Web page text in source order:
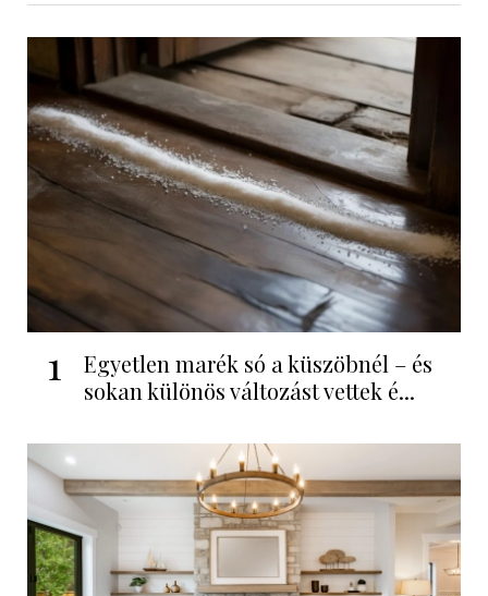
1
Egyetlen marék só a küszöbnél – és
sokan különös változást vettek é...